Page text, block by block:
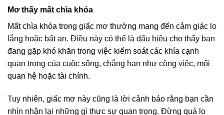
Mơ thấy mất chìa khóa
Mất chìa khóa trong giấc mơ thường mang đến cảm giác lo
lắng hoặc bất an. Điều này có thể là dấu hiệu cho thấy bạn
đang gặp khó khăn trong việc kiểm soát các khía cạnh
quan trọng của cuộc sống, chẳng hạn như công việc, mối
quan hệ hoặc tài chính.
Tuy nhiên, giấc mơ này cũng là lời cảnh báo rằng bạn cần
nhìn nhận lại những gì thực sự quan trọng. Đừng quá lo